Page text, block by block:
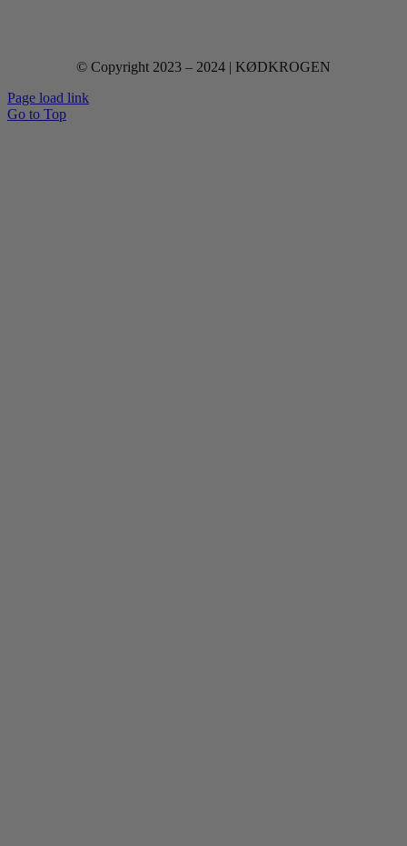
© Copyright 2023 – 2024 | KØDKROGEN
Page load link
Go to Top